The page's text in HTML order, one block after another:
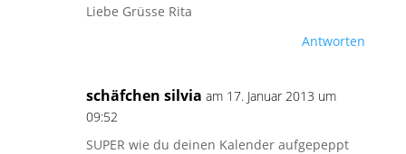
Liebe Grüsse Rita
Antworten
schäfchen silvia am 17. Januar 2013 um
09:52
SUPER wie du deinen Kalender aufgepeppt